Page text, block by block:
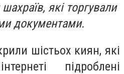
які торгували
документами.
шістьох киян, які
підроблені